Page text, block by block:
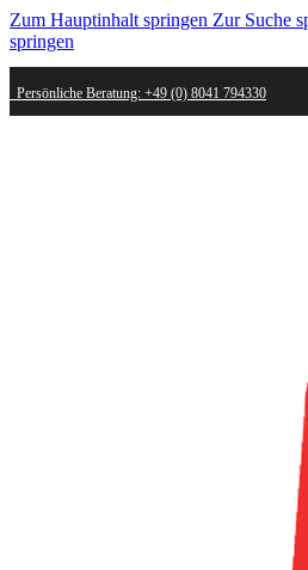
Zum Hauptinhalt springen Zur Suche
springen
Persönliche Beratung: +49 (0) 8041 794330